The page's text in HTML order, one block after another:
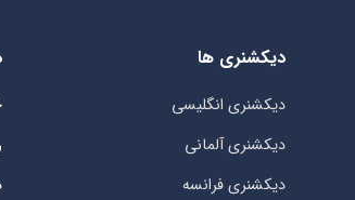
دیکشنری ها
دیکشنری انگلیسی
دیکشنری آلمانی
دیکشنری فرانسه